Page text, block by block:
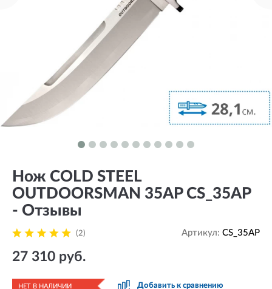
Нож COLD STEEL
OUTDOORSMAN 35AP CS_35AP
- Отзывы
(2) Артикул: CS_35AP
27 310 руб.
НЕТ В НАЛИЧИИ Добавить к сравнению